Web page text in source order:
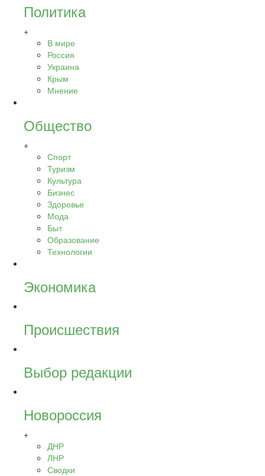
Политика
+
В мире
Россия
Украина
Крым
Мнение
Общество
+
Спорт
Туризм
Культура
Бизнес
Здоровье
Мода
Быт
Образование
Технологии
Экономика
Происшествия
Выбор редакции
Новороссия
+
ДНР
ЛНР
Сводки